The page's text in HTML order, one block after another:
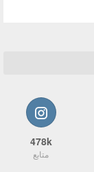
478k
متابع